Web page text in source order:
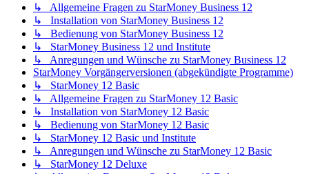
↳ Allgemeine Fragen zu StarMoney Business 12
↳ Installation von StarMoney Business 12
↳ Bedienung von StarMoney Business 12
↳ StarMoney Business 12 und Institute
↳ Anregungen und Wünsche zu StarMoney Business 12
StarMoney Vorgängerversionen (abgekündigte Programme)
↳ StarMoney 12 Basic
↳ Allgemeine Fragen zu StarMoney 12 Basic
↳ Installation von StarMoney 12 Basic
↳ Bedienung von StarMoney 12 Basic
↳ StarMoney 12 Basic und Institute
↳ Anregungen und Wünsche zu StarMoney 12 Basic
↳ StarMoney 12 Deluxe